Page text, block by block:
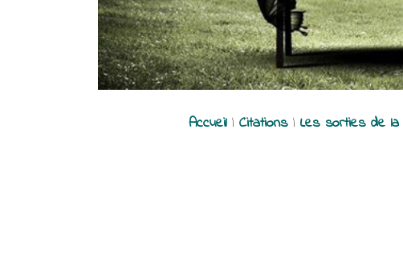
Accueil| Citations| Les sorties de la